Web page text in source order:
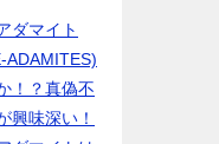
ダマイト
ADAMITES)
！？真偽不
興味深い！